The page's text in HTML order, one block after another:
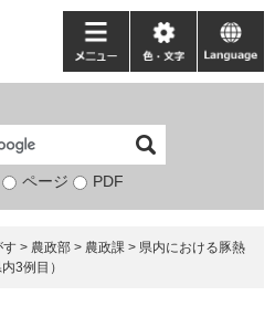
検
象
ページ PDF
メ
ニ
ー
色・
文
language
す > 農政部 > 農政課 > 県内における豚熱
3例目）